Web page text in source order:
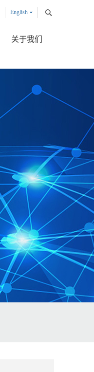
English
关于我们